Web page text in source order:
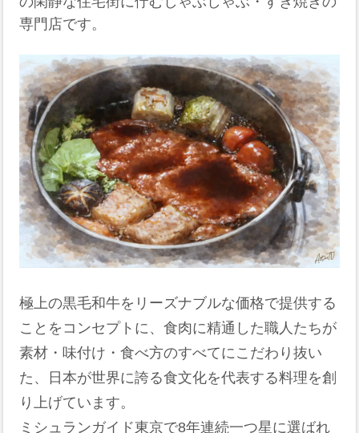
専門店です。
極上の黒毛和牛をリーズナブルな価格で提供する
ことをコンセプトに、食肉に精通した職人たちが
素材・味付け・食べ方のすべてにこだわり抜い
た、日本が世界に誇る食文化を代表する料理を創
り上げています。
ミシュランガイド東京で8年連続一つ星に選ばれ